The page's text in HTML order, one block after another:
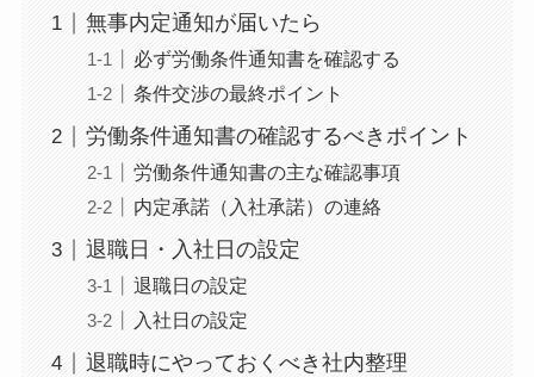
無事内定通知が届いたら
必ず労働条件通知書を確認する
条件交渉の最終ポイント
労働条件通知書の確認するべきポイント
労働条件通知書の主な確認事項
内定承諾（入社承諾）の連絡
退職日・入社日の設定
退職日の設定
入社日の設定
退職時にやっておくべき社内整理